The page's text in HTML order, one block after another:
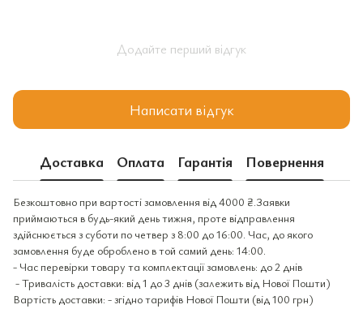
Додайте перший відгук
Написати відгук
Доставка Оплата Гарантія Повернення
Безкоштовно при вартості замовлення від 4000 ₴.Заявки
приймаються в будь-який день тижня, проте відправлення
здійснюється з суботи по четвер з 8:00 до 16:00. Час, до якого
замовлення буде оброблено в той самий день: 14:00.
- Час перевірки товару та комплектації замовлень: до 2 днів
- Тривалість доставки: від 1 до 3 днів (залежить від Нової Пошти)
Вартість доставки: - згідно тарифів Нової Пошти (від 100 грн)